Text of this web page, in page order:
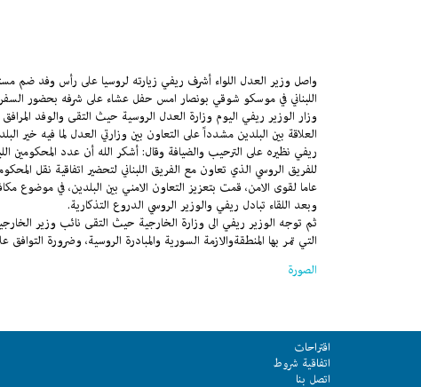
واصل وزير العدل اللواء أشرف ريفي زيارته لروسيا على رأس وفد ضم
اللبناني في موسكو شوقي بونصار امس حفل عشاء على شرفه بحضور
وزار الوزير ريفي اليوم وزارة العدل الروسية حيث التقى والوفد
العلاقة بين البلدين مشدداً على التعاون بين وزارتي العدل لما فيه
ريفي نظيره على الترحيب والضيافة وقال: أشكر الله أن عدد المحكومين
للفريق الروسي الذي تعاون مع الفريق اللبناني لتحضير اتفاقية نقل
عاما لقوى الامن، قمت بتعزيز التعاون الامني بين البلدين، في موضوع
وبعد اللقاء تبادل ريفي والوزير الروسي الدروع التذكارية.
ثم توجه الوزير ريفي الى وزارة الخارجية حيث التقى نائب وزير
التي تمر بها المنطقةوالازمة السورية والمبادرة الروسية، وضرورة
الصورة
اقتراحات
اتفاقية شروط
اتصل بنا